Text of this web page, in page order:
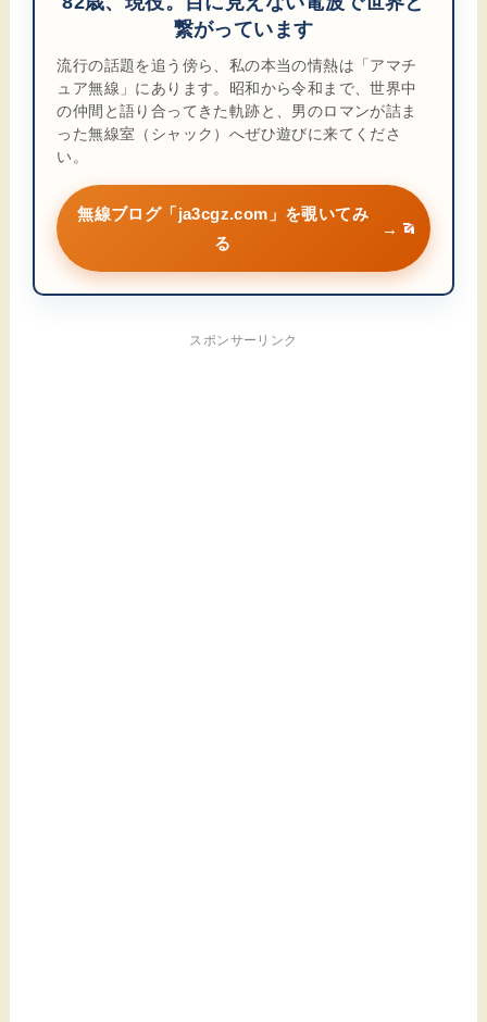
繋がっています
流行の話題を追う傍ら、私の本当の情熱は「アマチ
ュア無線」にあります。昭和から令和まで、世界中
の仲間と語り合ってきた軌跡と、男のロマンが詰ま
った無線室（シャック）へぜひ遊びに来てくださ
い。
無線ブログ「ja3cgz.com」を覗いてみ
る
→
スポンサーリンク